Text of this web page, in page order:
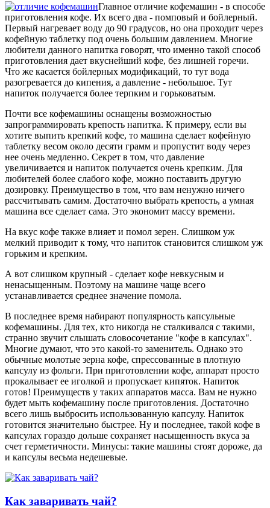
Главное отличие кофемашин - в способе
приготовления кофе. Их всего два - помповый и бойлерный.
Первый нагревает воду до 90 градусов, но она проходит через
кофейную таблетку под очень большим давлением. Многие
любители данного напитка говорят, что именно такой способ
приготовления дает вкуснейший кофе, без лишней горечи.
Что же касается бойлерных модификаций, то тут вода
разогревается до кипения, а давление - небольшое. Тут
напиток получается более терпким и горьковатым.
Почти все кофемашины оснащены возможностью
запрограммировать крепость напитка. К примеру, если вы
хотите выпить крепкий кофе, то машина сделает кофейную
таблетку весом около десяти грамм и пропустит воду через
нее очень медленно. Секрет в том, что давление
увеличивается и напиток получается очень крепким. Для
любителей более слабого кофе, можно поставить другую
дозировку. Преимущество в том, что вам ненужно ничего
рассчитывать самим. Достаточно выбрать крепость, а умная
машина все сделает сама. Это экономит массу времени.
На вкус кофе также влияет и помол зерен. Слишком уж
мелкий приводит к тому, что напиток становится слишком уж
горьким и крепким.
А вот слишком крупный - сделает кофе невкусным и
ненасыщенным. Поэтому на машине чаще всего
устанавливается среднее значение помола.
В последнее время набирают популярность капсульные
кофемашины. Для тех, кто никогда не сталкивался с такими,
странно звучит слышать словосочетание "кофе в капсулах".
Многие думают, что это какой-то заменитель. Однако это
обычные молотые зерна кофе, спрессованные в плотную
капсулу из фольги. При приготовлении кофе, аппарат просто
прокалывает ее иголкой и пропускает кипяток. Напиток
готов! Преимуществ у таких аппаратов масса. Вам не нужно
будет мыть кофемашину после приготовления. Достаточно
всего лишь выбросить использованную капсулу. Напиток
готовится значительно быстрее. Ну и последнее, такой кофе в
капсулах гораздо дольше сохраняет насыщенность вкуса за
счет герметичности. Минусы: такие машины стоят дороже, да
и капсулы весьма недешевые.
Как заваривать чай?